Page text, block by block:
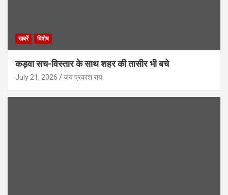
खबरें विशेष
कड़वा सच-विस्तार के साथ शहर की तासीर भी बचे
July 21, 2026 जय प्रकाश राय